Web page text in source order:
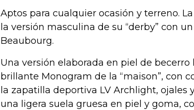
Aptos para cualquier ocasión y terreno.
la versión masculina de su “derby” con
Beaubourg.
Una versión elaborada en piel de
brillante Monogram de la “maison”, con
la zapatilla deportiva LV Archlight, ojales
una ligera suela gruesa en piel y goma,